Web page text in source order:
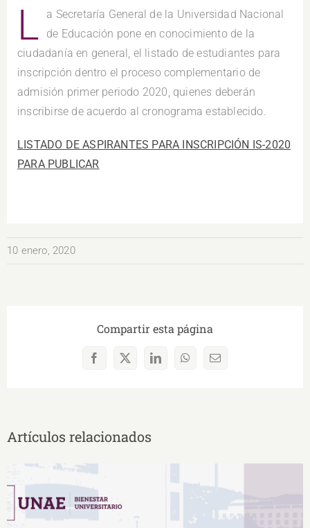
L
a Secretaría General de la Universidad Nacional
de Educación pone en conocimiento de la
ciudadanía en general, el listado de estudiantes para
inscripción dentro el proceso complementario de
admisión primer periodo 2020, quienes deberán
inscribirse de acuerdo al cronograma establecido.
LISTADO DE ASPIRANTES PARA INSCRIPCIÓN IS-2020
PARA PUBLICAR
10 enero, 2020
Compartir esta página
Facebook
X LinkedInWhatsAppCorreo
Artículos relacionados